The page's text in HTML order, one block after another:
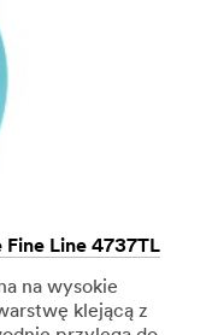
Line 4737TL
na wysokie
klejącą z